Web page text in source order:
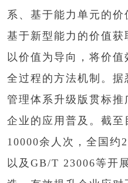
系、基于能力单元的
基于新型能力的价值获
以价值为导向，将价
全过程的方法机制。
管理体系升级版贯标
企业的应用普及。截
10000余人次，全国约
以及GB/T 23006等开